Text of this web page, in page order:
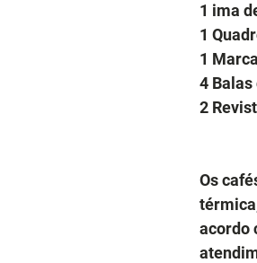
1 ima
1
1
4 Balas
2
Os
acordo